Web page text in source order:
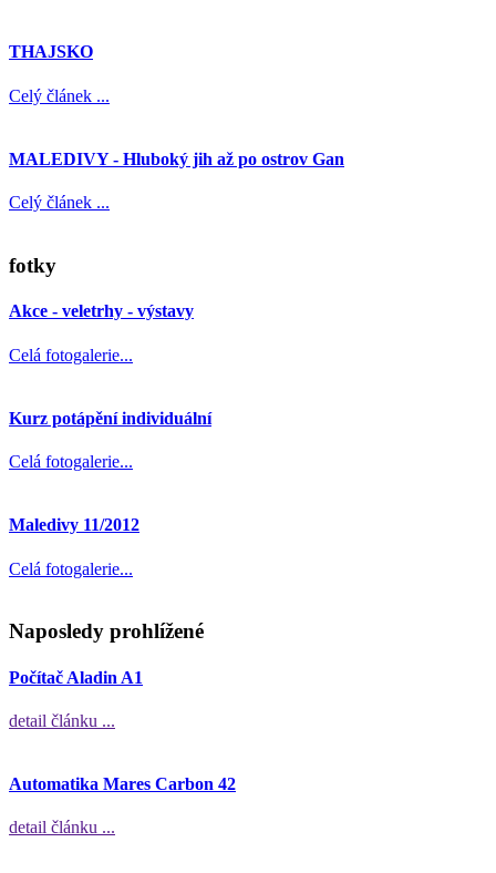
THAJSKO
Celý článek ...
MALEDIVY - Hluboký jih až po ostrov Gan
Celý článek ...
fotky
Akce - veletrhy - výstavy
Celá fotogalerie...
Kurz potápění individuální
Celá fotogalerie...
Maledivy 11/2012
Celá fotogalerie...
Naposledy prohlížené
Počítač Aladin A1
detail článku ...
Automatika Mares Carbon 42
detail článku ...